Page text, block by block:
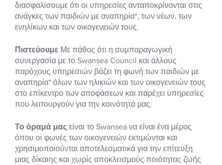
διασφαλίσουμε ότι οι υπηρεσίες ανταποκρίνονται στις
ανάγκες των παιδιών με αναπηρία*, των νέων, των
ενηλίκων και των οικογενειών τους.
Πιστεύουμε Με πάθος ότι η συμπαραγωγική
συνεργασία με το Swansea Council και άλλους
παρόχους υπηρεσιών βάζει τη φωνή των παιδιών με
αναπηρία* όλων των ηλικιών και των οικογενειών τους
στο επίκεντρο των αποφάσεων και παρέχει υπηρεσίες
που λειτουργούν για την κοινότητά μας.
Το όραμά μας είναι το Swansea να είναι ένα μέρος
όπου οι φωνές των οικογενειών εκτιμώνται και
χρησιμοποιούνται αποτελεσματικά για την επίτευξη
μιας δίκαιης και χωρίς αποκλεισμούς ποιότητας ζωής